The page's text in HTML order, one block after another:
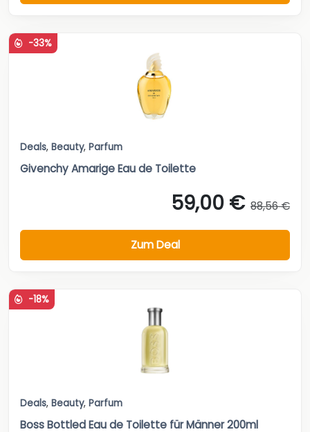
-33%
Deals, Beauty, Parfum
Givenchy Amarige Eau de Toilette
59,00 € 88,56 €
Zum Deal
-18%
Deals, Beauty, Parfum
Boss Bottled Eau de Toilette für Männer 200ml